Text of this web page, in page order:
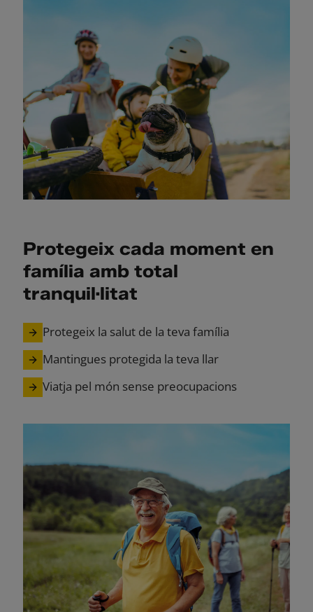
Protegeix cada moment en
família amb total
tranquil·litat
Protegeix la salut de la teva família
Mantingues protegida la teva llar
Viatja pel món sense preocupacions